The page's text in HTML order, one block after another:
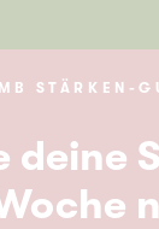
STÄRKEN-
deine